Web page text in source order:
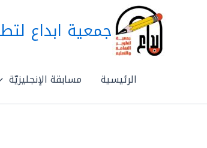
جمعية ابداع
الرئيسية مسابقة الإنجليزيّة